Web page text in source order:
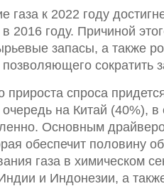
газа к 2022 году
2016 году. Причиной
запасы, а также
сократить
прироста спроса
на Китай (40%),
Основным
обеспечит половину
газа в химическом
и Индонезии, а